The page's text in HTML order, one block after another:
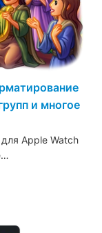
и многое
Apple Watch